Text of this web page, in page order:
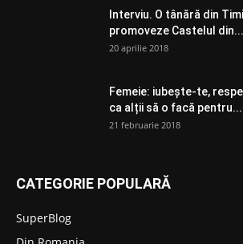
Interviu. O tânără din
promoveze Castelul din...
20 aprilie 2018
Femeie: iubește-te,
ca alții să o facă pentru...
21 februarie 2018
CATEGORIE POPULARĂ
SuperBlog